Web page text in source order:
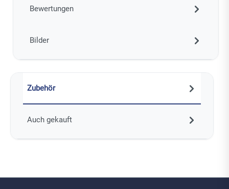
Bewertungen
Bilder
Zubehör
Auch gekauft